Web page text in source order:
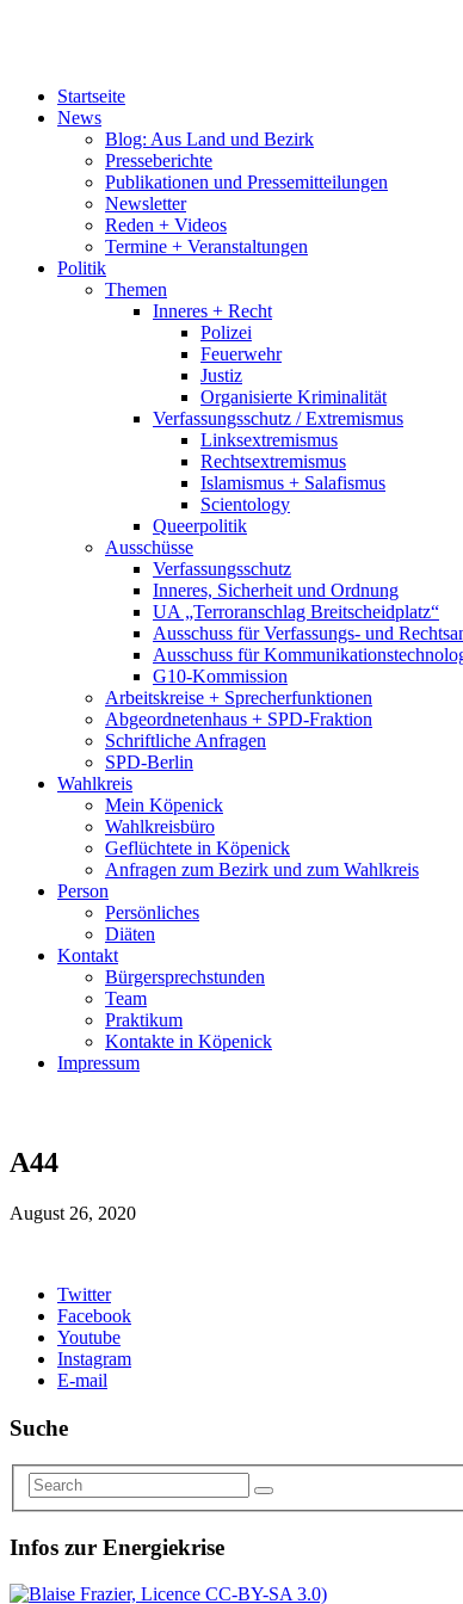
Startseite
News
Blog: Aus Land und Bezirk
Presseberichte
Publikationen und Pressemitteilungen
Newsletter
Reden + Videos
Termine + Veranstaltungen
Politik
Themen
Inneres + Recht
Polizei
Feuerwehr
Justiz
Organisierte Kriminalität
Verfassungsschutz / Extremismus
Linksextremismus
Rechtsextremismus
Islamismus + Salafismus
Scientology
Queerpolitik
Ausschüsse
Verfassungsschutz
Inneres, Sicherheit und Ordnung
UA „Terroranschlag Breitscheidplatz“
Ausschuss für Verfassungs- und
Ausschuss für
G10-Kommission
Arbeitskreise + Sprecherfunktionen
Abgeordnetenhaus + SPD-Fraktion
Schriftliche Anfragen
SPD-Berlin
Wahlkreis
Mein Köpenick
Wahlkreisbüro
Geflüchtete in Köpenick
Anfragen zum Bezirk und zum Wahlkreis
Person
Persönliches
Diäten
Kontakt
Bürgersprechstunden
Team
Praktikum
Kontakte in Köpenick
Impressum
A44
August 26, 2020
Twitter
Facebook
Youtube
Instagram
E-mail
Suche
Infos zur Energiekrise